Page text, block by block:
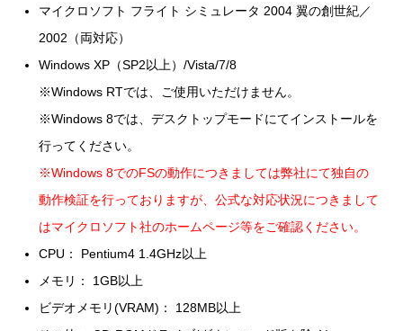
マイクロソフト フライト シミュレータ 2004 翼の創世紀／
2002（両対応）
Windows XP（SP2以上）/Vista/7/8
※Windows RTでは、ご使用いただけません。
※Windows 8では、デスクトップモードにてインストールを
行ってください。
※Windows 8でのFSの動作につきましては弊社にて独自の
動作検証を行っておりますが、公式な対応状況につきまして
はマイクロソフト社のホームページ等をご確認ください。
CPU： Pentium4 1.4GHz以上
メモリ： 1GB以上
ビデオメモリ(VRAM)： 128MB以上